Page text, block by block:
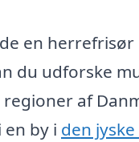
en
du udforske
af
en by i den